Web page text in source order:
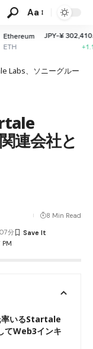
Aa
+1.14%
XRP
XRP
Labs、ソニーグルー
連会社と
PM
分
8 Min Read
いるStartale
てWeb3インキ